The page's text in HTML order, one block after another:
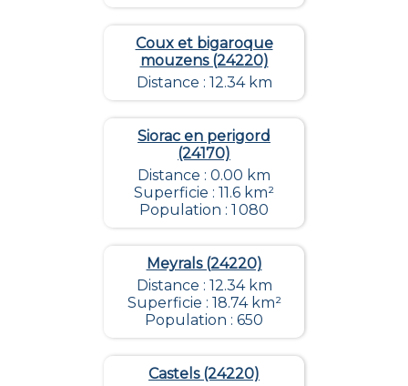
Coux et bigaroque
mouzens (24220)
Distance : 12.34 km
Siorac en perigord
(24170)
Distance : 0.00 km
Superficie : 11.6 km²
Population : 1 080
Meyrals (24220)
Distance : 12.34 km
Superficie : 18.74 km²
Population : 650
Castels (24220)